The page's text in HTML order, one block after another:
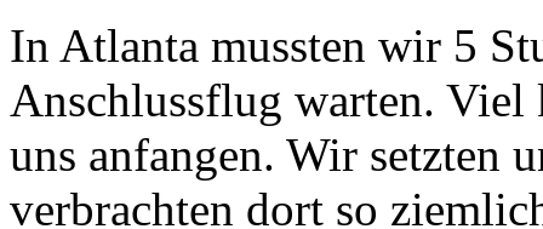
In Atlanta mussten wir 5
Anschlussflug warten.
uns anfangen. Wir setzten
verbrachten dort so